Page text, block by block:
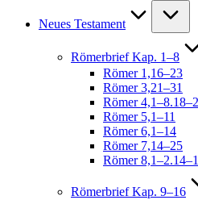
Neues Testament
Römerbrief Kap. 1–8
Römer 1,16–23
Römer 3,21–31
Römer
Römer 5,1–11
Römer 6,1–14
Römer 7,14–25
Römer
Römerbrief Kap. 9–16